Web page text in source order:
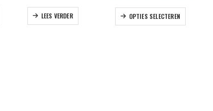
LEES VERDER OPTIES SELECTEREN
Dit product heeft meerdere variaties. Deze optie kan gekozen